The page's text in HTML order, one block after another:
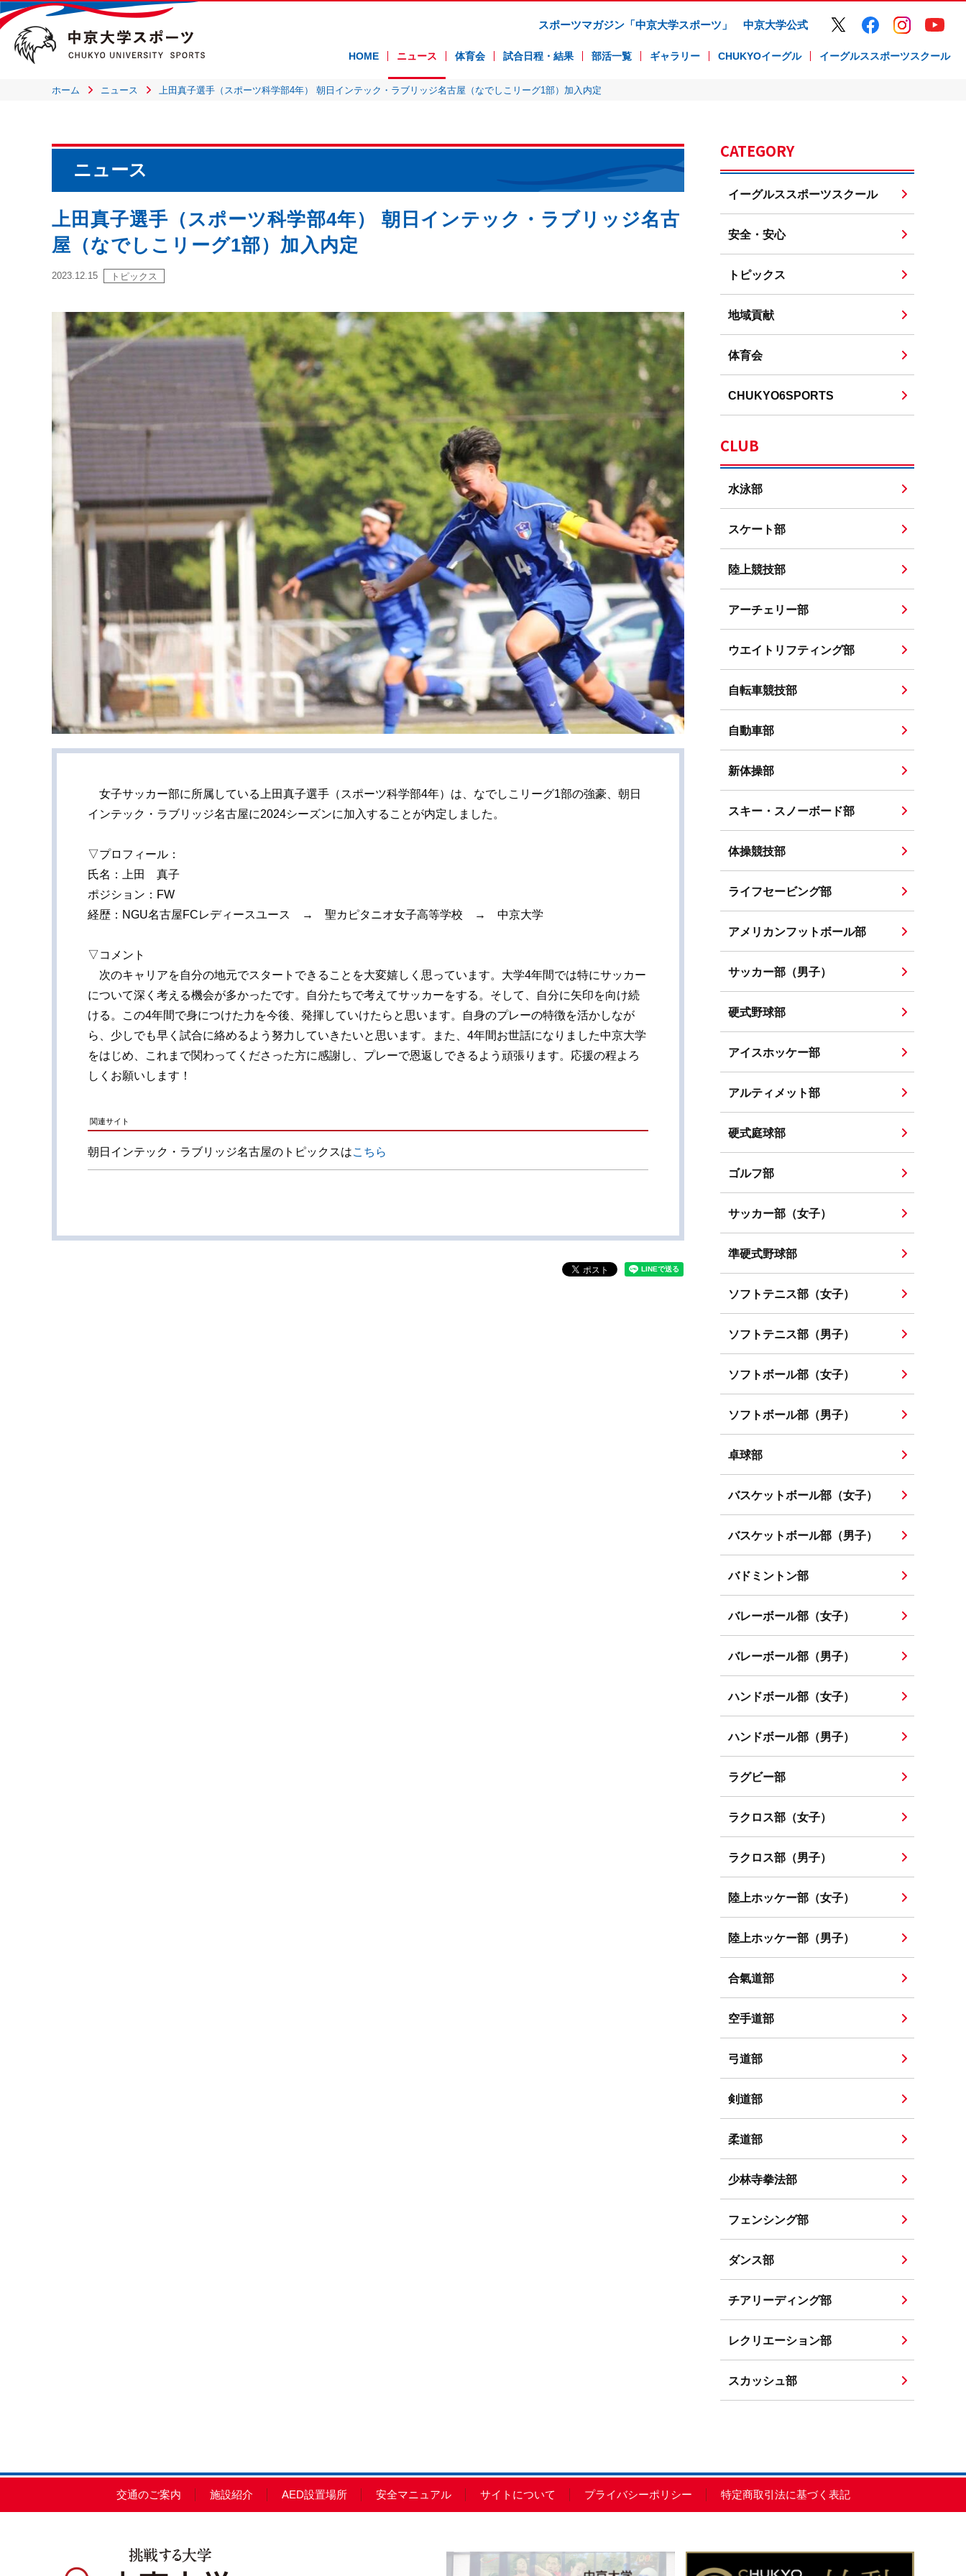
スポーツマガジン「中京大学スポーツ」 中京大学公式
HOME ニュース 体育会 試合日程・結果 部活一覧 ギャラリー CHUKYOイーグル イーグルススポーツスクール
ホーム ニュース 上田真子選手（スポーツ科学部4年） 朝日インテック・ラブリッジ名古屋（なでしこリーグ1部）加入内定
ニュース
上田真子選手（スポーツ科学部4年） 朝日インテック・ラブリッジ名古
屋（なでしこリーグ1部）加入内定
2023.12.15 トピックス
女子サッカー部に所属している上田真子選手（スポーツ科学部4年）は、なでしこリーグ1部の強豪、朝日
インテック・ラブリッジ名古屋に2024シーズンに加入することが内定しました。
▽プロフィール：
氏名：上田 真子
ポジション：FW
経歴：NGU名古屋FCレディースユース → 聖カピタニオ女子高等学校 → 中京大学
▽コメント
次のキャリアを自分の地元でスタートできることを大変嬉しく思っています。大学4年間では特にサッカー
について深く考える機会が多かったです。自分たちで考えてサッカーをする。そして、自分に矢印を向け続
ける。この4年間で身につけた力を今後、発揮していけたらと思います。自身のプレーの特徴を活かしなが
ら、少しでも早く試合に絡めるよう努力していきたいと思います。また、4年間お世話になりました中京大学
をはじめ、これまで関わってくださった方に感謝し、プレーで恩返しできるよう頑張ります。応援の程よろ
しくお願いします！
関連サイト
朝日インテック・ラブリッジ名古屋のトピックスはこちら
CATEGORY
イーグルススポーツスクール
安全・安心
トピックス
地域貢献
体育会
CHUKYO6SPORTS
CLUB
水泳部
スケート部
陸上競技部
アーチェリー部
ウエイトリフティング部
自転車競技部
自動車部
新体操部
スキー・スノーボード部
体操競技部
ライフセービング部
アメリカンフットボール部
サッカー部（男子）
硬式野球部
アイスホッケー部
アルティメット部
硬式庭球部
ゴルフ部
サッカー部（女子）
準硬式野球部
ソフトテニス部（女子）
ソフトテニス部（男子）
ソフトボール部（女子）
ソフトボール部（男子）
卓球部
バスケットボール部（女子）
バスケットボール部（男子）
バドミントン部
バレーボール部（女子）
バレーボール部（男子）
ハンドボール部（女子）
ハンドボール部（男子）
ラグビー部
ラクロス部（女子）
ラクロス部（男子）
陸上ホッケー部（女子）
陸上ホッケー部（男子）
合氣道部
空手道部
弓道部
剣道部
柔道部
少林寺拳法部
フェンシング部
ダンス部
チアリーディング部
レクリエーション部
スカッシュ部
交通のご案内 施設紹介 AED設置場所 安全マニュアル サイトについて プライバシーポリシー 特定商取引法に基づく表記